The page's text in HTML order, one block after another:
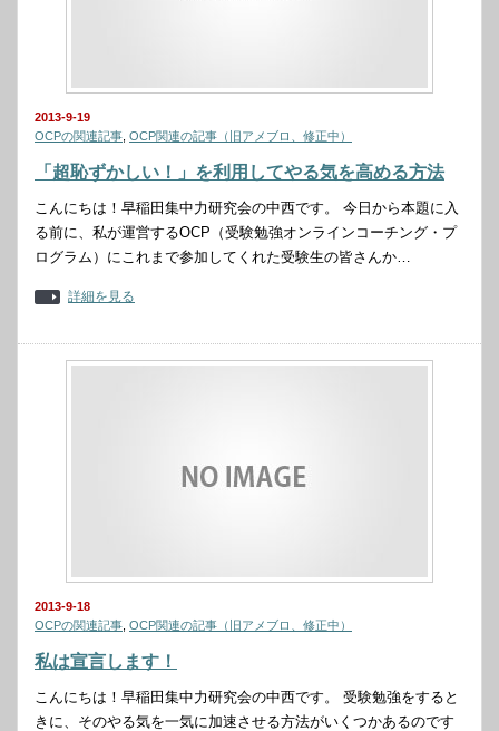
2013-9-19
OCPの関連記事 OCP関連の記事（旧アメブロ、修正中）
「超恥ずかしい！」を利用してやる気を高める方法
こんにちは！早稲田集中力研究会の中西です。 今日から本題に入
る前に、私が運営するOCP（受験勉強オンラインコーチング・プ
ログラム）にこれまで参加してくれた受験生の皆さんか…
詳細を見る
2013-9-18
OCPの関連記事 OCP関連の記事（旧アメブロ、修正中）
私は宣言します！
こんにちは！早稲田集中力研究会の中西です。 受験勉強をすると
きに、そのやる気を一気に加速させる方法がいくつかあるのです